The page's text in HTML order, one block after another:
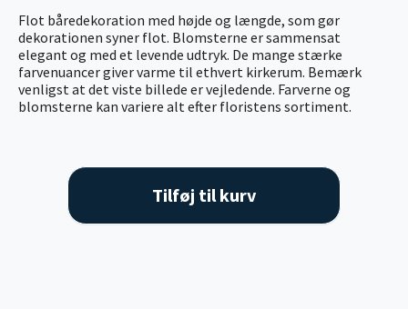
Flot båredekoration med højde og længde, som gør
dekorationen syner flot. Blomsterne er sammensat
elegant og med et levende udtryk. De mange stærke
farvenuancer giver varme til ethvert kirkerum. Bemærk
venligst at det viste billede er vejledende. Farverne og
blomsterne kan variere alt efter floristens sortiment.
Tilføj til kurv